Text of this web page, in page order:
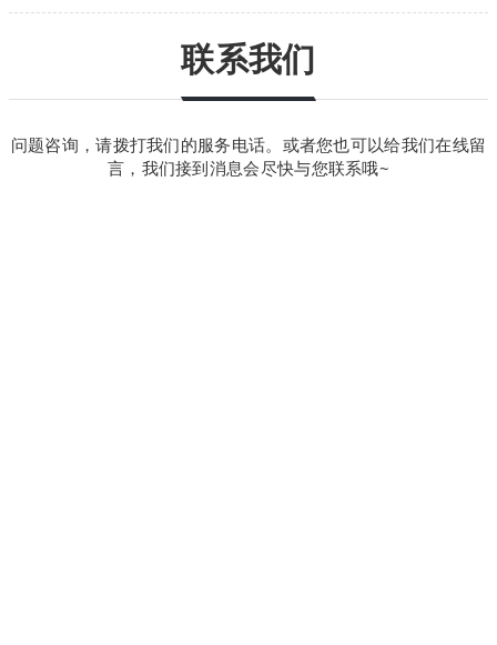
联系我们
问题咨询，请拨打我们的服务电话。或者您也可以给我们在线留
言，我们接到消息会尽快与您联系哦~